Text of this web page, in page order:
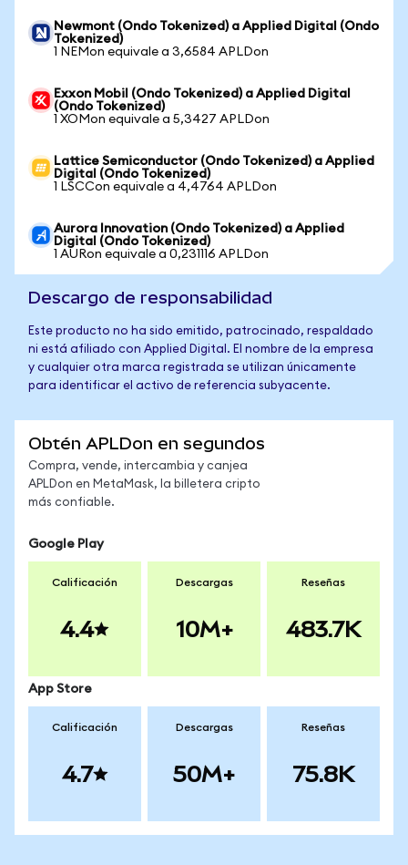
Newmont (Ondo Tokenized) a Applied Digital (Ondo
Tokenized)
1 NEMon equivale a 3,6584 APLDon
Exxon Mobil (Ondo Tokenized) a Applied Digital
(Ondo Tokenized)
1 XOMon equivale a 5,3427 APLDon
Lattice Semiconductor (Ondo Tokenized) a Applied
Digital (Ondo Tokenized)
1 LSCCon equivale a 4,4764 APLDon
Aurora Innovation (Ondo Tokenized) a Applied
Digital (Ondo Tokenized)
1 AURon equivale a 0,231116 APLDon
Descargo de responsabilidad
Este producto no ha sido emitido, patrocinado, respaldado
ni está afiliado con Applied Digital. El nombre de la empresa
y cualquier otra marca registrada se utilizan únicamente
para identificar el activo de referencia subyacente.
Obtén APLDon en segundos
Compra, vende, intercambia y canjea
APLDon en MetaMask, la billetera cripto
más confiable.
Google Play
Calificación
4.4
Descargas
10M+
Reseñas
483.7K
App Store
Calificación
4.7
Descargas
50M+
Reseñas
75.8K